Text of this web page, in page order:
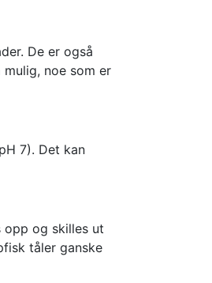
De er også
noe som er
7). Det kan
opp og skilles ut
tåler ganske